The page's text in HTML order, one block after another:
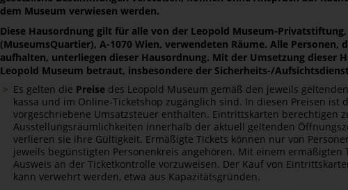
dem Museum verwiesen werden.
Diese Hausordnung gilt für alle von der Leopold Museum-
(MuseumsQuartier), A-1070 Wien, verwendeten Räume. Alle Personen,
aufhalten, unterliegen dieser Hausordnung. Mit der Umsetzung dieser
Leopold Museum betraut, insbesondere der Sicherheits-/
Es gelten die Preise des Leopold Museum gemäß den jeweils
kassa und im Online-Ticketshop zugänglich sind. In diesen Preisen ist
vorgeschriebene Umsatzsteuer enthalten. Eintrittskarten berechtigen
Ausstellungsräumlichkeiten innerhalb der aktuell geltenden
verlieren sie ihre Gültigkeit. Ermäßigte Tickets können nur von
jeweils begünstigten Personenkreis angehören. Mit einem ermäßigten
Ausweis an der Ticketkontrolle vorzuweisen. Der Kauf von
kann verwehrt werden, etwa aus Kapazitätsgründen.